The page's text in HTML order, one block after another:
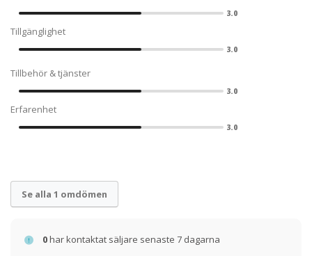
3.0
Tillgänglighet
3.0
Tillbehör & tjänster
3.0
Erfarenhet
3.0
Se alla 1 omdömen
0har kontaktat säljare senaste 7 dagarna